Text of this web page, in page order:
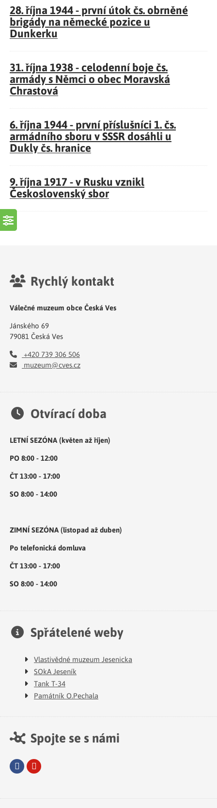
28. října 1944 - první útok čs. obrněné
brigády na německé pozice u
Dunkerku
31. října 1938 - celodenní boje čs.
armády s Němci o obec Moravská
Chrastová
6. října 1944 - první příslušníci 1. čs.
armádního sboru v SSSR dosáhli u
Dukly čs. hranice
9. října 1917 - v Rusku vznikl
Československý sbor
Rychlý kontakt
Válečné muzeum obce Česká Ves
Jánského 69
79081 Česká Ves
+420 739 306 506
muzeum@cves.cz
Otvírací doba
LETNÍ SEZÓNA (květen až říjen)
PO 8:00 - 12:00
ČT 13:00 - 17:00
SO 8:00 - 14:00
ZIMNÍ SEZÓNA (listopad až duben)
Po telefonická domluva
ČT 13:00 - 17:00
SO 8:00 - 14:00
Spřátelené weby
Vlastivědné muzeum Jesenicka
SOkA Jeseník
Tank T-34
Památník O.Pechala
Spojte se s námi
Facebook